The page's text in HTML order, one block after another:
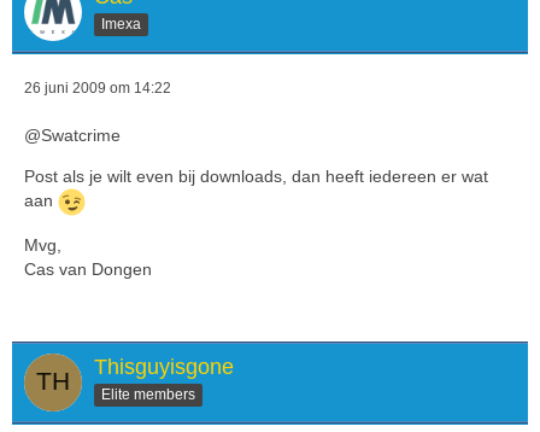
Imexa
26 juni 2009 om 14:22
@Swatcrime
Post als je wilt even bij downloads, dan heeft iedereen er wat
aan
Mvg,
Cas van Dongen
Thisguyisgone
Elite members